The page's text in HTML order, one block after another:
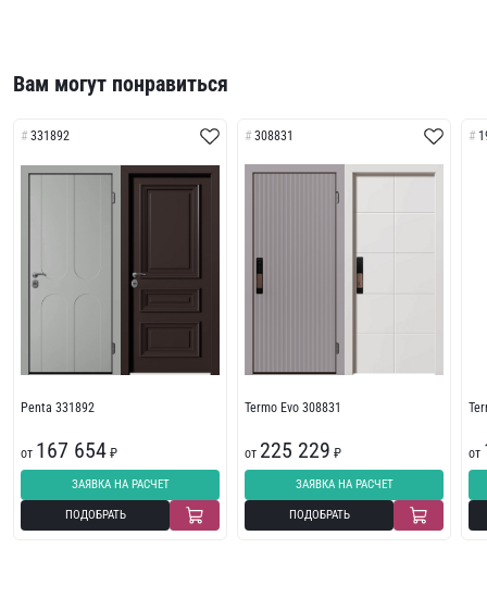
Вам могут понравиться
331892
Penta 331892
от 167 654 ₽
ЗАЯВКА НА РАСЧЕТ
ПОДОБРАТЬ
308831
Termo Evo 308831
от 225 229 ₽
ЗАЯВКА НА РАСЧЕТ
ПОДОБРАТЬ
от